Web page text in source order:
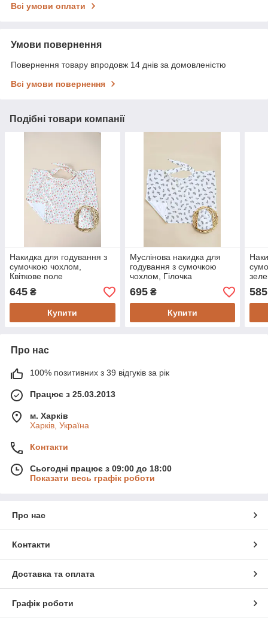
Всі умови оплати
Умови повернення
Повернення товару впродовж 14 днів за домовленістю
Всі умови повернення
Подібні товари компанії
Накидка для годування з
сумочкою чохлом,
Квіткове поле
645 ₴
Купити
Муслінова накидка для
годування з сумочкою
чохлом, Гілочка
695₴
Купити
585
Про нас
100% позитивних з 39 відгуків за рік
Працює з 25.03.2013
м. Харків
Харків, Україна
Контакти
Сьогодні працює з 09:00 до 18:00
Показати весь графік роботи
Про нас
Контакти
Доставка та оплата
Графік роботи